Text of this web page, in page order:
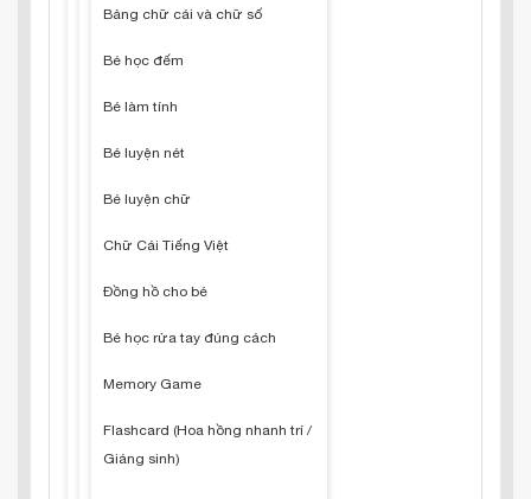
Bảng chữ cái và chữ số
Bé học đếm
Bé làm tính
Bé luyện nét
Bé luyện chữ
Chữ Cái Tiếng Việt
Đồng hồ cho bé
Bé học rửa tay đúng cách
Memory Game
Flashcard (Hoa hồng nhanh trí /
Giáng sinh)